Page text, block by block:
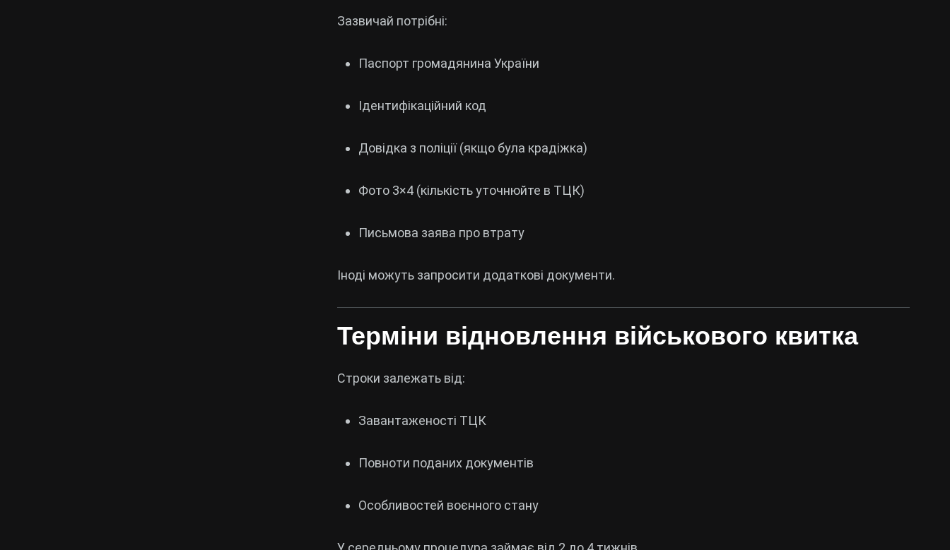
Зазвичай потрібні:
Паспорт громадянина України
Ідентифікаційний код
Довідка з поліції (якщо була крадіжка)
Фото 3×4 (кількість уточнюйте в ТЦК)
Письмова заява про втрату
Іноді можуть запросити додаткові документи.
Терміни відновлення військового квитка
Строки залежать від:
Завантаженості ТЦК
Повноти поданих документів
Особливостей воєнного стану